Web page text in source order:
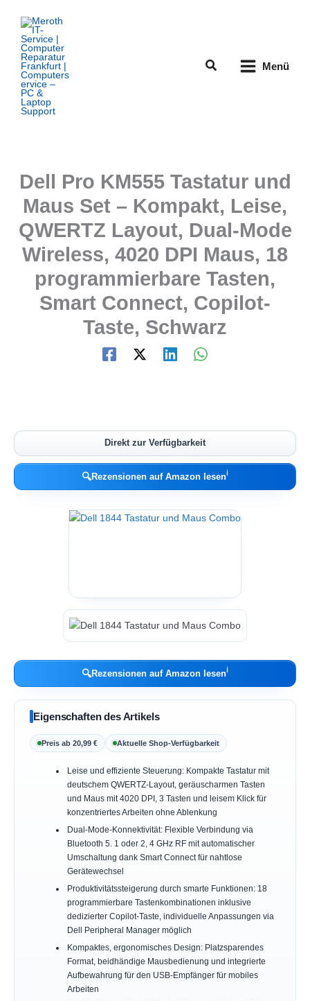
Inhalt
springen
Suchen Menü
Dell Pro KM555 Tastatur und
Maus Set – Kompakt, Leise,
QWERTZ Layout, Dual-Mode
Wireless, 4020 DPI Maus, 18
programmierbare Tasten,
Smart Connect, Copilot-
Taste, Schwarz
Direkt zur Verfügbarkeit
🔍Rezensionen auf Amazon lesenℹ︎
🔍Rezensionen auf Amazon lesenℹ︎
Eigenschaften des Artikels
Preis ab 20,99 € Aktuelle Shop-Verfügbarkeit
Leise und effiziente Steuerung: Kompakte Tastatur mit
deutschem QWERTZ-Layout, geräuscharmen Tasten
und Maus mit 4020 DPI, 3 Tasten und leisem Klick für
konzentriertes Arbeiten ohne Ablenkung
Dual-Mode-Konnektivität: Flexible Verbindung via
Bluetooth 5. 1 oder 2, 4 GHz RF mit automatischer
Umschaltung dank Smart Connect für nahtlose
Gerätewechsel
Produktivitätssteigerung durch smarte Funktionen: 18
programmierbare Tastenkombinationen inklusive
dedizierter Copilot-Taste, individuelle Anpassungen via
Dell Peripheral Manager möglich
Kompaktes, ergonomisches Design: Platzsparendes
Format, beidhändige Mausbedienung und integrierte
Aufbewahrung für den USB-Empfänger für mobiles
Arbeiten